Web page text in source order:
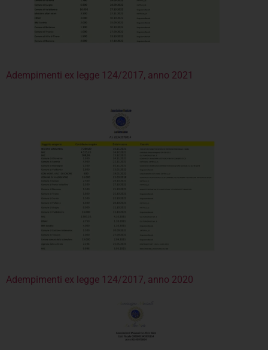
Adempimenti ex legge 124/2017, anno 2021
Adempimenti ex legge 124/2017, anno 2020